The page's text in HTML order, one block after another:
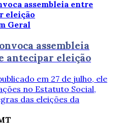
Geral
assembleia
antecipar eleição
em 27 de julho, ele
no Estatuto Social,
das eleições da